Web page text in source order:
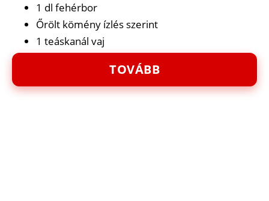
1 dl fehérbor
Őrölt kömény ízlés szerint
1 teáskanál vaj
TOVÁBB